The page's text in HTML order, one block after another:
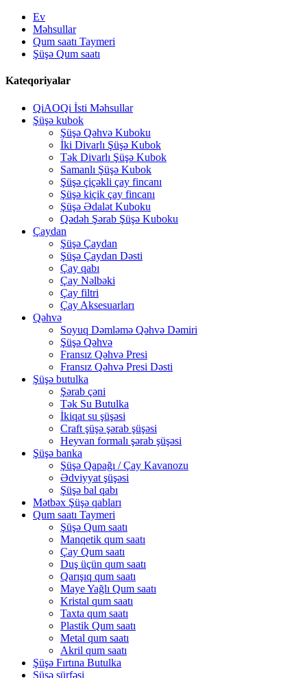
Ev
Məhsullar
Qum saatı Taymeri
Şüşə Qum saatı
Kateqoriyalar
QiAOQi İsti Məhsullar
Şüşə kubok
Şüşə Qəhvə Kuboku
İki Divarlı Şüşə Kubok
Tək Divarlı Şüşə Kubok
Samanlı Şüşə Kubok
Şüşə çiçəkli çay fincanı
Şüşə kiçik çay fincanı
Şüşə Ədalət Kuboku
Qədəh Şərab Şüşə Kuboku
Çaydan
Şüşə Çaydan
Şüşə Çaydan Dəsti
Çay qabı
Çay Nəlbəki
Çay filtri
Çay Aksesuarları
Qəhvə
Soyuq Dəmləmə Qəhvə Dəmiri
Şüşə Qəhvə
Fransız Qəhvə Presi
Fransız Qəhvə Presi Dəsti
Şüşə butulka
Şərab çəni
Tək Su Butulka
İkiqat su şüşəsi
Craft şüşə şərab şüşəsi
Heyvan formalı şərab şüşəsi
Şüşə banka
Şüşə Qapağı / Çay Kavanozu
Ədviyyat şüşəsi
Şüşə bal qabı
Mətbəx Şüşə qabları
Qum saatı Taymeri
Şüşə Qum saatı
Manqetik qum saatı
Çay Qum saatı
Duş üçün qum saatı
Qarışıq qum saatı
Maye Yağlı Qum saatı
Kristal qum saatı
Taxta qum saatı
Plastik Qum saatı
Metal qum saatı
Akril qum saatı
Şüşə Fırtına Butulka
Şüşə sürfəsi